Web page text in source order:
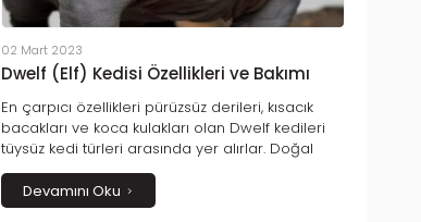
02 Mart 2023
Dwelf (Elf) Kedisi Özellikleri ve Bakımı
En çarpıcı özellikleri pürüzsüz derileri, kısacık
bacakları ve koca kulakları olan Dwelf kedileri
tüysüz kedi türleri arasında yer alırlar. Doğal
olmayan ve insan eliyle üretilen Dwelf kedisi
Sfenks kedileri, Munchkin kedileri ve Amerikan
Curl kedilerinin melezlenmesiyle elde edilmiş
Devamını Oku